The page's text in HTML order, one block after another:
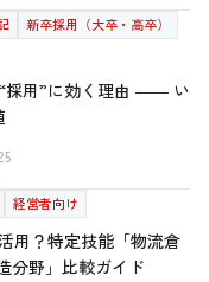
新卒採用（大卒・高卒）
採用”に効く理由 ―― い
経営者向け
用？特定技能「物流倉
分野」比較ガイド